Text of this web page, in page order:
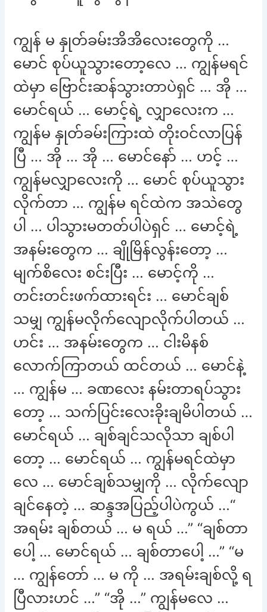
ကျွန် မ နှုတ်ခမ်းအိအိလေးတွေကို …
မောင် စုပ်ယူသွားတော့လေ … ကျွန်မရင်
ထဲမှာ ဗြောင်းဆန်သွားတာပဲရှင် … အို …
မောင်ရယ် … မောင့်ရဲ့ လျှာလေးက …
ကျွန်မ နှုတ်ခမ်းကြားထဲ တိုးဝင်လာပြန်
ပြီ … အို … အို … မောင်နော် … ဟင့် …
ကျွန်မလျှာလေးကို … မောင် စုပ်ယူသွား
လိုက်တာ … ကျွန်မ ရင်ထဲက အသဲတွေ
ပါ … ပါသွားမတတ်ပါပဲရှင် … မောင့်ရဲ့
အနမ်းတွေက … ချိုမြိန်လွန်းတော့ …
မျက်စိလေး စင်းပြီး … မောင့်ကို …
တင်းတင်းဖက်ထားရင်း … မောင်ချစ်
သမျှ ကျွန်မလိုက်လျောလိုက်ပါတယ် …
ဟင်း … အနမ်းတွေက … ငါးမိနစ်
လောက်ကြာတယ် ထင်တယ် … မောင်နဲ့
… ကျွန်မ … ခဏလေး နမ်းတာရပ်သွား
တော့ … သက်ပြင်းလေးခိုးချမိပါတယ် …
မောင်ရယ် … ချစ်ချင်သလိုသာ ချစ်ပါ
တော့ … မောင်ရယ် … ကျွန်မရင်ထဲမှာ
လေ … မောင်ချစ်သမျှကို … လိုက်လျော
ချင်နေတဲ့ … ဆန္ဒအပြည့်ပါပဲကွယ် …“
အရမ်း ချစ်တယ် … မ ရယ် …” “ချစ်တာ
ပေါ့ … မောင်ရယ် … ချစ်တာပေါ့ …” “မ
… ကျွန်တော် … မ ကို … အရမ်းချစ်လို့ ရ
ပြီလားဟင် …” “အို …” ကျွန်မလေ …